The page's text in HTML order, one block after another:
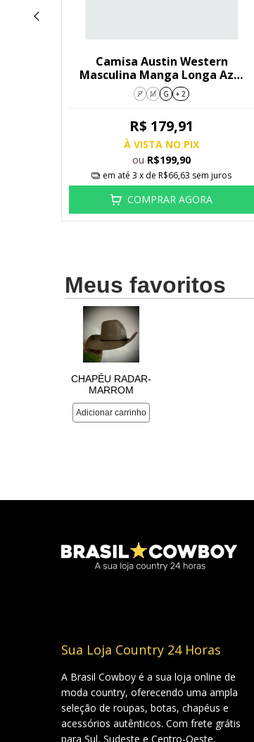
Camisa Austin Western
Masculina Manga Longa Azul
02
P M G + 2
R$ 179,91
À VISTA NO PIX
ou R$199,90
em até 3 x de R$66,63 sem juros
COMPRAR AGORA
Sua Loja Country 24 Horas
A Brasil Cowboy é a sua loja online de
moda country, oferecendo uma ampla
seleção de roupas, botas, chapéus e
acessórios autênticos. Com frete grátis
para Sul, Sudeste e Centro-Oeste,